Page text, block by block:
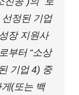
선정된 기업
장 지원사
부터 “소상
기업 4) 중
(또는 백